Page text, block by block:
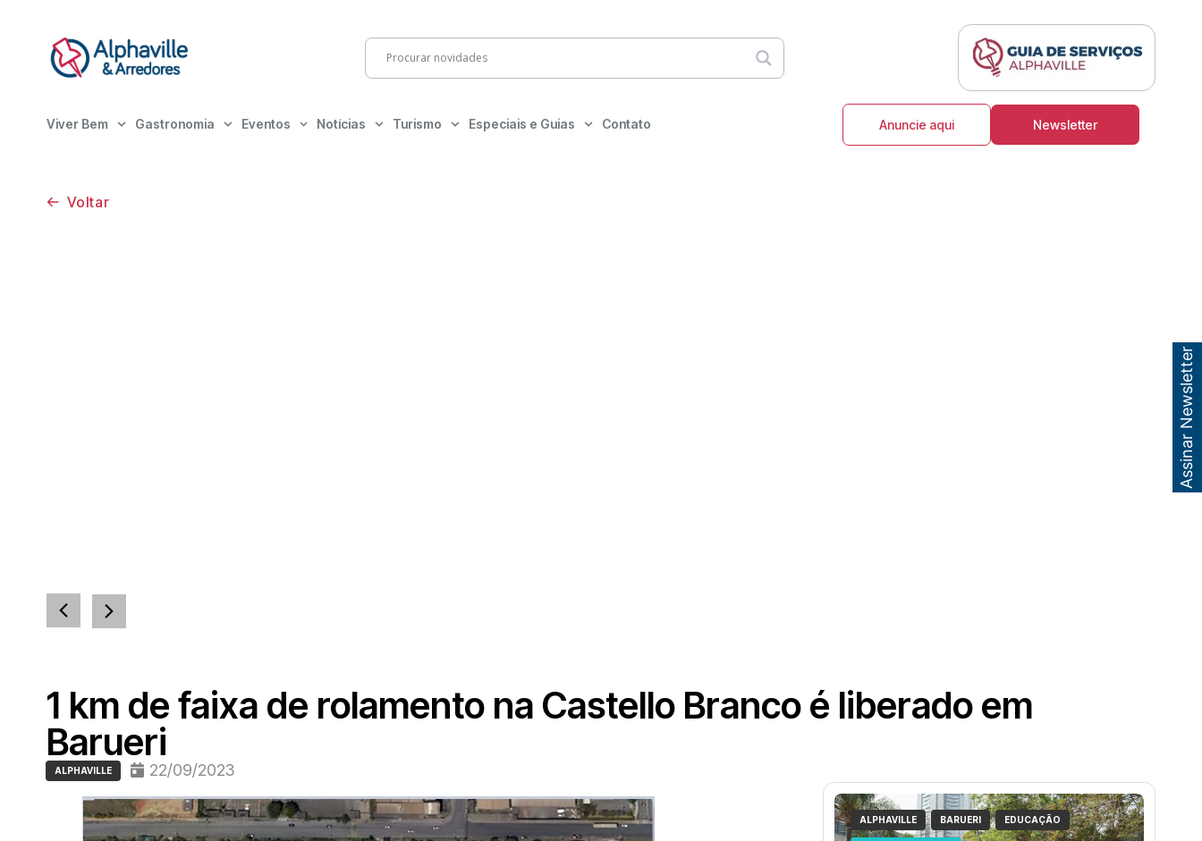
Viver Bem Gastronomia Eventos Notícias Turismo Especiais e Guias Contato Anuncie aqui Newsletter
Voltar
1 km de faixa de rolamento na Castello Branco é liberado em
Barueri
ALPHAVILLE 22/09/2023
ALPHAVILLE BARUERI EDUCAÇÃO
Assinar Newsletter